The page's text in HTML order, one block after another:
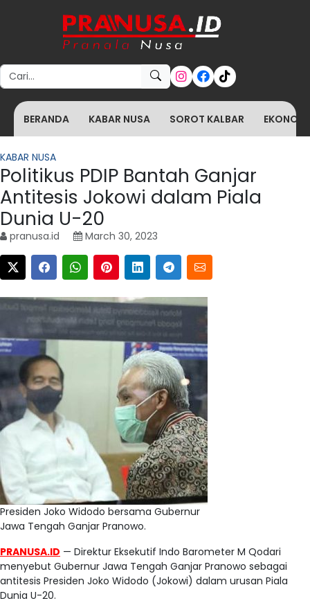
Search for:
BERANDA KABAR NUSA SOROT KALBAR
KABAR NUSA
Politikus PDIP Bantah Ganjar
Antitesis Jokowi dalam Piala
Dunia U-20
pranusa.id March 30, 2023
Presiden Joko Widodo bersama Gubernur
Jawa Tengah Ganjar Pranowo.
PRANUSA.ID — Direktur Eksekutif Indo Barometer M Qodari
menyebut Gubernur Jawa Tengah Ganjar Pranowo sebagai
antitesis Presiden Joko Widodo (Jokowi) dalam urusan Piala
Dunia U-20.